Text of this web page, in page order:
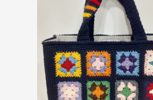
Borsa di Lana
su